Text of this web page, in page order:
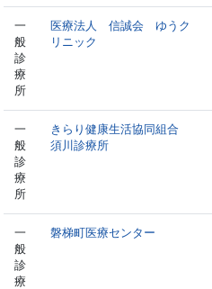
一
般
診
療
所
医療法人 信誠会 ゆうク
リニック
一
般
診
療
所
きらり健康生活協同組合
須川診療所
一
般
診
療
磐梯町医療センター